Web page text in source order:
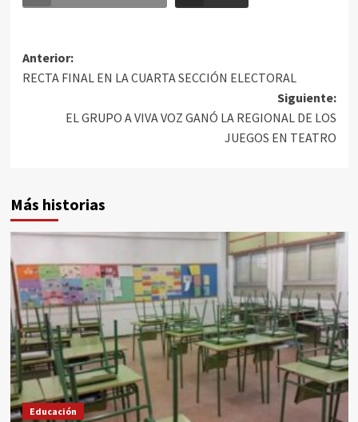
Anterior:
RECTA FINAL EN LA CUARTA SECCIÓN ELECTORAL
Siguiente:
EL GRUPO A VIVA VOZ GANÓ LA REGIONAL DE LOS
JUEGOS EN TEATRO
Más historias
Educación